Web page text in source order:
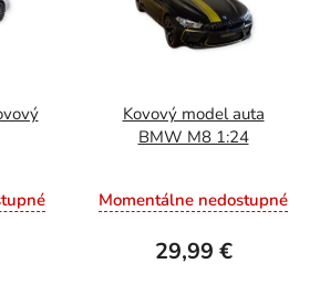
Kovový model auta
BMW M8 1:24
Momentálne nedostupné
29,99 €